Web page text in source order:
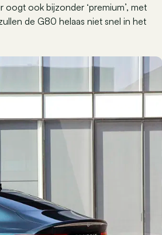
ook bijzonder ‘premium’, met
de G80 helaas niet snel in het